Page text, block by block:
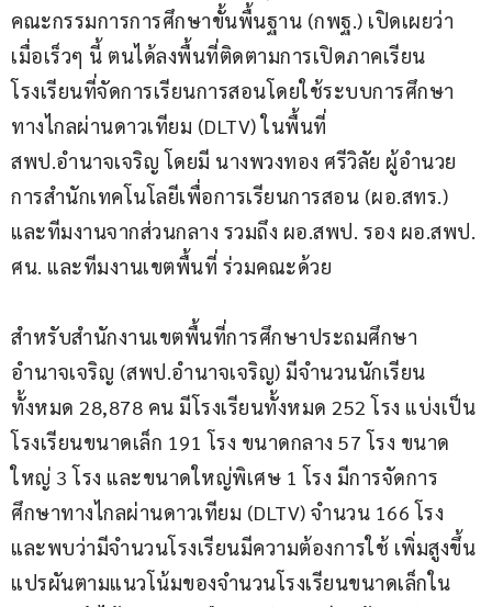
คณะกรรมการการศึกษาขั้นพื้นฐาน (กพฐ.) เปิดเผยว่า
เมื่อเร็วๆ นี้ ตนได้ลงพื้นที่ติดตามการเปิดภาคเรียน
โรงเรียนที่จัดการเรียนการสอนโดยใช้ระบบการศึกษา
ทางไกลผ่านดาวเทียม (DLTV) ในพื้นที่
สพป.อำนาจเจริญ โดยมี นางพวงทอง ศรีวิลัย ผู้อำนวย
การสำนักเทคโนโลยีเพื่อการเรียนการสอน (ผอ.สทร.)
และทีมงานจากส่วนกลาง รวมถึง ผอ.สพป. รอง ผอ.สพป.
ศน. และทีมงานเขตพื้นที่ ร่วมคณะด้วย
สำหรับสำนักงานเขตพื้นที่การศึกษาประถมศึกษา
อำนาจเจริญ (สพป.อำนาจเจริญ) มีจำนวนนักเรียน
ทั้งหมด 28,878 คน มีโรงเรียนทั้งหมด 252 โรง แบ่งเป็น
โรงเรียนขนาดเล็ก 191 โรง ขนาดกลาง 57 โรง ขนาด
ใหญ่ 3 โรง และขนาดใหญ่พิเศษ 1 โรง มีการจัดการ
ศึกษาทางไกลผ่านดาวเทียม (DLTV) จำนวน 166 โรง
และพบว่ามีจำนวนโรงเรียนมีความต้องการใช้ เพิ่มสูงขึ้น
แปรผันตามแนวโน้มของจำนวนโรงเรียนขนาดเล็กใน